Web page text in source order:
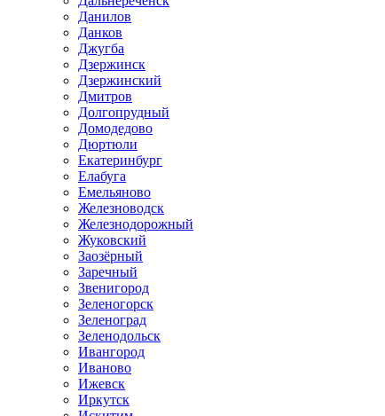
Данилов
Данков
Джугба
Дзержинск
Дзержинский
Дмитров
Долгопрудный
Домодедово
Дюртюли
Екатеринбург
Елабуга
Емельяново
Железноводск
Железнодорожный
Жуковский
Заозёрный
Заречный
Звенигород
Зеленогорск
Зеленоград
Зеленодольск
Ивангород
Иваново
Ижевск
Иркутск